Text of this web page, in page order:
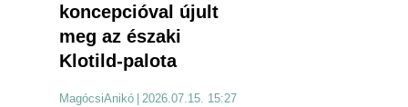
koncepcióval újult
meg az északi
Klotild-palota
MagócsiAnikó | 2026.07.15. 15:27